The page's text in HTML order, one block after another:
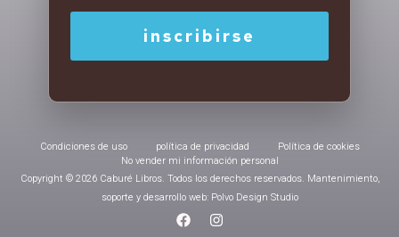
Condiciones de uso política de privacidad
Política de cookies
No vender mi información personal
Copyright © 2026 Caburé Libros. Todos los derechos reservados. Mantenimiento,
soporte y desarrollo web: Polvo Design Studio